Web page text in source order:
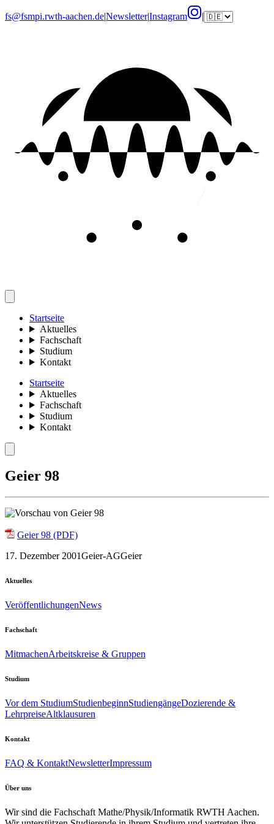
fs@fsmpi.rwth-aachen.de|Newsletter|Instagram |
Startseite
Aktuelles
Fachschaft
Studium
Kontakt
Startseite
Aktuelles
Fachschaft
Studium
Kontakt
Geier 98
Geier 98 (PDF)
17. Dezember 2001Geier-AGGeier
Aktuelles
VeröffentlichungenNews
Fachschaft
MitmachenArbeitskreise & Gruppen
Studium
Vor dem StudiumStudienbeginnStudiengängeDozierende &
LehrpreiseAltklausuren
Kontakt
FAQ & KontaktNewsletterImpressum
Über uns
Wir sind die Fachschaft Mathe/Physik/Informatik RWTH Aachen.